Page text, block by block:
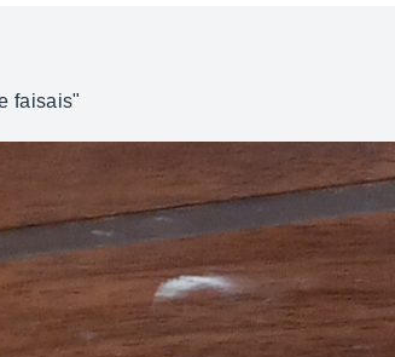
faisais"